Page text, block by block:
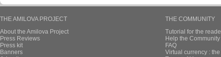
THE AMILOVA PROJECT
About the Amilova Project
Press Reviews
Press kit
Banners
THE COMMUNITY
Tutorial for the
Help the
FAQ
Virtual currency :